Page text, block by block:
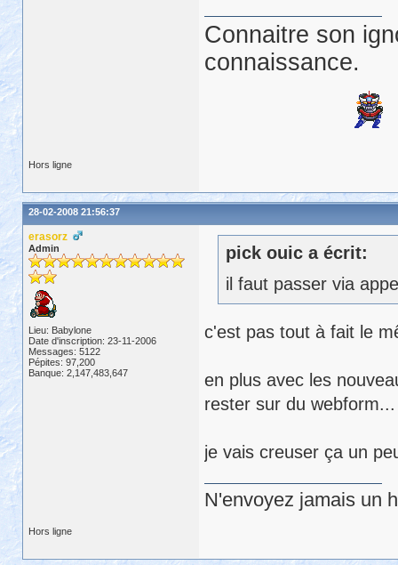
Connaitre son
connaissance.
Hors ligne
28-02-2008 21:56:37
erasorz
Admin
Lieu: Babylone
Date d'inscription: 23-11-2006
Messages: 5122
Pépites: 97,200
Banque: 2,147,483,647
pick ouic a écrit:
il faut passer via
c'est pas tout à fait le
en plus avec les
rester sur du webform...
je vais creuser ça un
N'envoyez jamais un
Hors ligne